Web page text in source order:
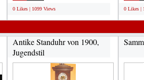
0 Likes | 1099 Views 0 Likes |
Antike Standuhr von 1900,
Jugendstil